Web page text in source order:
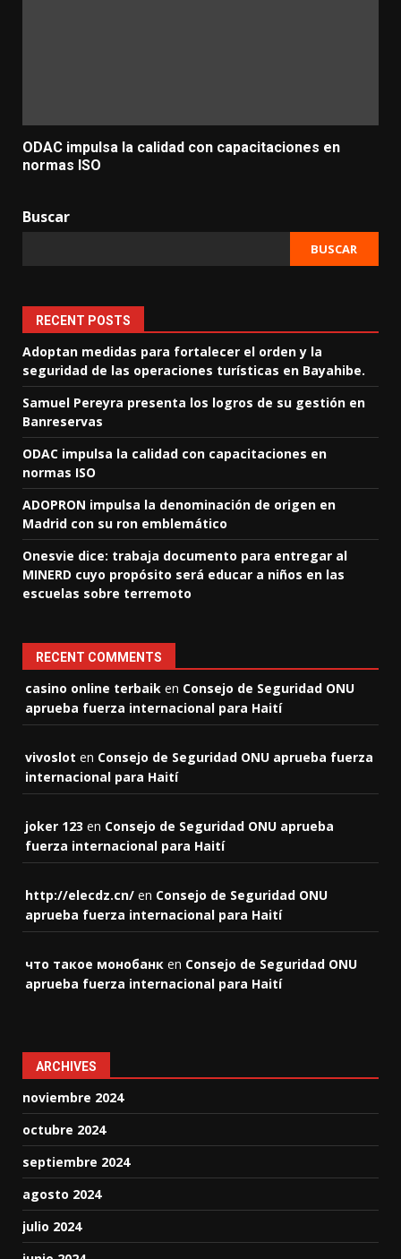
ODAC impulsa la calidad con capacitaciones en
normas ISO
Buscar
BUSCAR
RECENT POSTS
Adoptan medidas para fortalecer el orden y la
seguridad de las operaciones turísticas en Bayahibe.
Samuel Pereyra presenta los logros de su gestión en
Banreservas
ODAC impulsa la calidad con capacitaciones en
normas ISO
ADOPRON impulsa la denominación de origen en
Madrid con su ron emblemático
Onesvie dice: trabaja documento para entregar al
MINERD cuyo propósito será educar a niños en las
escuelas sobre terremoto
RECENT COMMENTS
casino online terbaik en Consejo de Seguridad ONU
aprueba fuerza internacional para Haití
vivoslot en Consejo de Seguridad ONU aprueba fuerza
internacional para Haití
joker 123 en Consejo de Seguridad ONU aprueba
fuerza internacional para Haití
http://elecdz.cn/ en Consejo de Seguridad ONU
aprueba fuerza internacional para Haití
что такое монобанк en Consejo de Seguridad ONU
aprueba fuerza internacional para Haití
ARCHIVES
noviembre 2024
octubre 2024
septiembre 2024
agosto 2024
julio 2024